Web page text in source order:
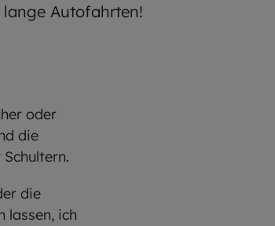
Autofahrten!
oder
die
die
lassen, ich